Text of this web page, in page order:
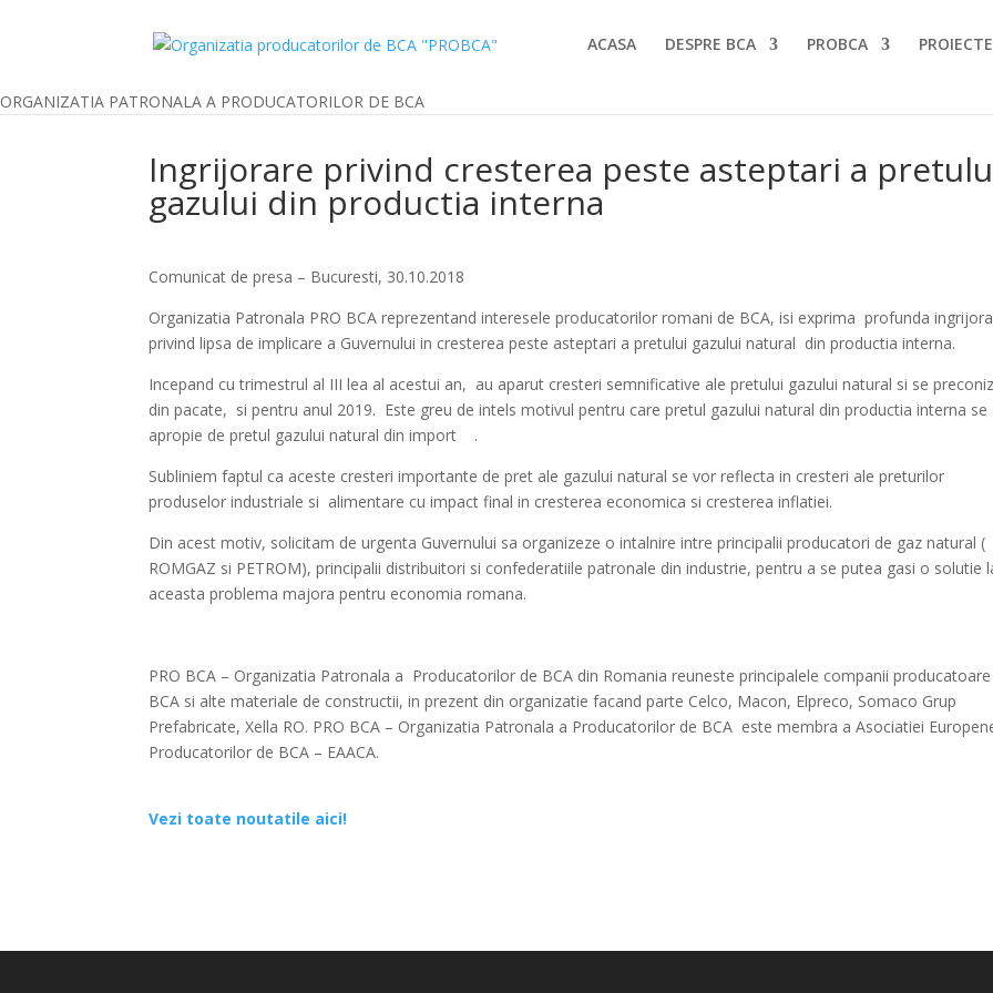
ACASA DESPRE BCA PROBCA PROIECTE
ORGANIZATIA PATRONALA A PRODUCATORILOR DE BCA
Ingrijorare privind cresterea peste asteptari a
gazului din productia interna
Comunicat de presa – Bucuresti, 30.10.2018
Organizatia Patronala PRO BCA reprezentand interesele producatorilor romani de BCA, isi exprima profunda
privind lipsa de implicare a Guvernului in cresterea peste asteptari a pretului gazului natural din productia interna.
Incepand cu trimestrul al III lea al acestui an, au aparut cresteri semnificative ale pretului gazului natural si se
din pacate, si pentru anul 2019. Este greu de intels motivul pentru care pretul gazului natural din productia interna se
apropie de pretul gazului natural din import .
Subliniem faptul ca aceste cresteri importante de pret ale gazului natural se vor reflecta in cresteri ale preturilor
produselor industriale si alimentare cu impact final in cresterea economica si cresterea inflatiei.
Din acest motiv, solicitam de urgenta Guvernului sa organizeze o intalnire intre principalii producatori de gaz natural (
ROMGAZ si PETROM), principalii distribuitori si confederatiile patronale din industrie, pentru a se putea gasi o solutie
aceasta problema majora pentru economia romana.
PRO BCA – Organizatia Patronala a Producatorilor de BCA din Romania reuneste principalele companii
BCA si alte materiale de constructii, in prezent din organizatie facand parte Celco, Macon, Elpreco, Somaco Grup
Prefabricate, Xella RO. PRO BCA – Organizatia Patronala a Producatorilor de BCA este membra a Asociatiei
Producatorilor de BCA – EAACA.
Vezi toate noutatile aici!